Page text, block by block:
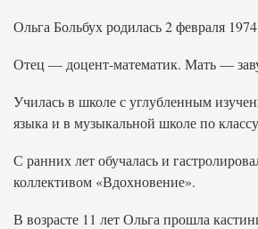
Ольга Больбух родилась 2 февраля
Отец — доцент-математик. Мать —
Училась в школе с углубленным
языка и в музыкальной школе по
С ранних лет обучалась и
коллективом «Вдохновение».
В возрасте 11 лет Ольга прошла